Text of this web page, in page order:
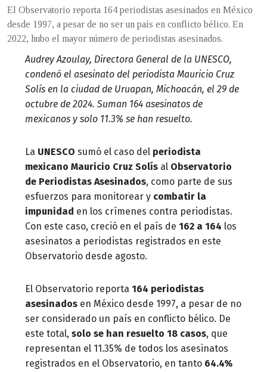
El Observatorio reporta 164 periodistas asesinados en México
desde 1997, a pesar de no ser un país en conflicto bélico. En
2022, hubo el mayor número de periodistas asesinados.
Audrey Azoulay, Directora General de la UNESCO,
condenó el asesinato del periodista Mauricio Cruz
Solís en la ciudad de Uruapan, Michoacán, el 29 de
octubre de 2024. Suman 164 asesinatos de
mexicanos y solo 11.3% se han resuelto.
La UNESCO sumó el caso del periodista
mexicano Mauricio Cruz Solís al Observatorio
de Periodistas Asesinados, como parte de sus
esfuerzos para monitorear y combatir la
impunidad en los crímenes contra periodistas.
Con este caso, creció en el país de 162 a 164 los
asesinatos a periodistas registrados en este
Observatorio desde agosto.
El Observatorio reporta 164 periodistas
asesinados en México desde 1997, a pesar de no
ser considerado un país en conflicto bélico. De
este total, solo se han resuelto 18 casos, que
representan el 11.35% de todos los asesinatos
registrados en el Observatorio, en tanto 64.4%